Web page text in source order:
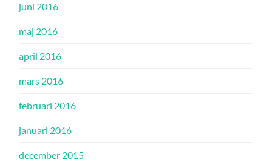
juni 2016
maj 2016
april 2016
mars 2016
februari 2016
januari 2016
december 2015